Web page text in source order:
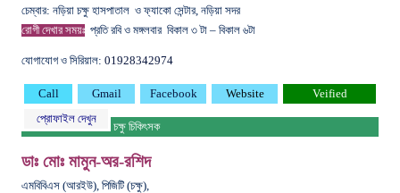
চেম্বার: নড়িয়া চক্ষু হাসপাতাল ও ফ্যাকো সেন্টার, নড়িয়া সদর
রোগী দেখার সময়ঃ প্রতি রবি ও মঙ্গলবার বিকাল ৩ টা – বিকাল ৬টা
যোগাযোগ ও সিরিয়াল: 01928342974
Call Gmail Facebook Website
Veified
প্রোফাইল দেখুন
চক্ষু চিকিৎসক
ডাঃ মোঃ মামুন-অর-রশিদ
এমবিবিএস (আরইউ), পিজিটি (চক্ষু),